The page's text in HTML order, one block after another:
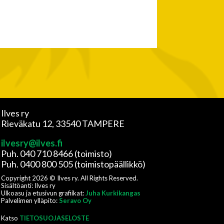
Ilves ry
Rieväkatu 12, 33540 TAMPERE
ilvesry@ilves.fi
Puh. 040 710 8466 (toimisto)
Puh. 0400 800 505 (toimistopäällikkö)
Copyright 2026 © Ilves ry. All Rights Reserved.
Sisältöanti: Ilves ry
Ulkoasu ja etusivun grafiikat:Juha Kurkikangas
Palvelimen ylläpito:Seravo Oy
Katso TIETOSUOJASELOSTE